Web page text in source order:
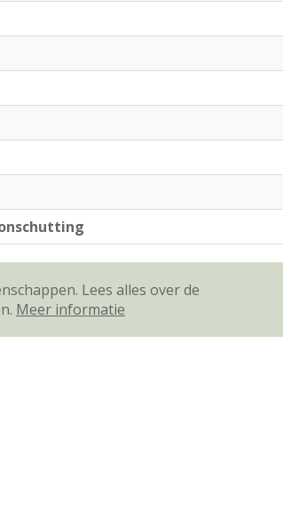
Lees alles over de
Meer informatie